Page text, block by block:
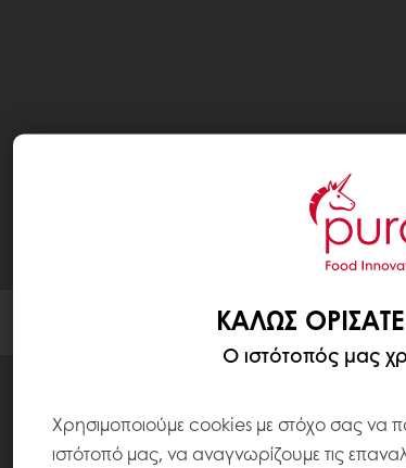
ΚΑΛΏΣ
Ο ιστότοπός μας
Χρησιμοποιούμε cookies με στόχο σας να
ιστότοπό μας, να αναγνωρίζουμε τις